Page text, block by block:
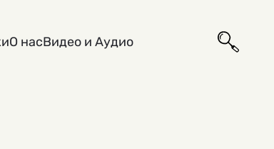
О насВидео и Аудио